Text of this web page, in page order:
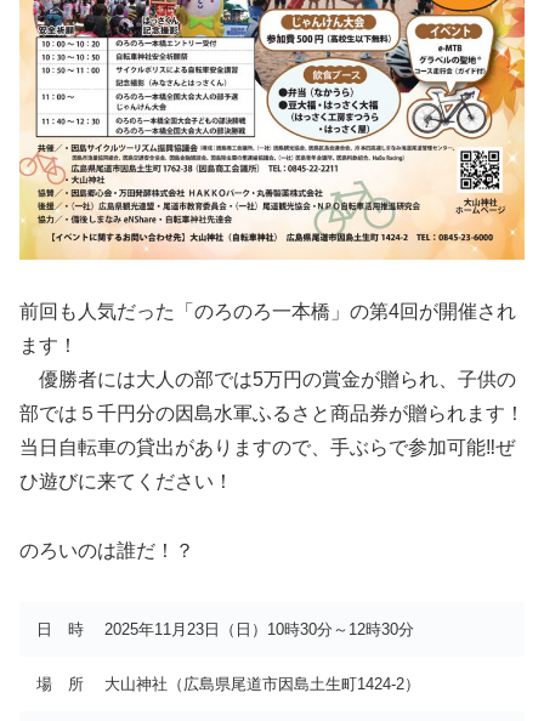
前回も人気だった「のろのろ一本橋」の第4回が開催され
ます！
優勝者には大人の部では5万円の賞金が贈られ、子供の
部では５千円分の因島水軍ふるさと商品券が贈られます！
当日自転車の貸出がありますので、手ぶらで参加可能‼ぜ
ひ遊びに来てください！
のろいのは誰だ！？
日 時 2025年11月23日（日）10時30分～12時30分
場 所 大山神社（広島県尾道市因島土生町1424-2）